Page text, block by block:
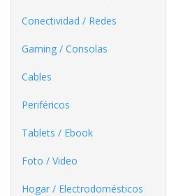
Conectividad / Redes
Gaming / Consolas
Cables
Periféricos
Tablets / Ebook
Foto / Video
Hogar / Electrodomésticos